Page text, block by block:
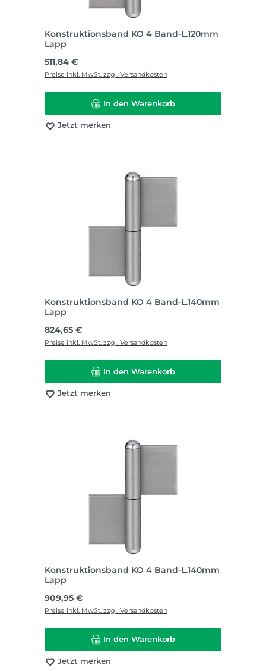
Konstruktionsband KO 4 Band-L.120mm
Lapp
Regulärer Preis:
511,84 €
Preise inkl. MwSt. zzgl. Versandkosten
In den Warenkorb
Jetzt merken
Konstruktionsband KO 4 Band-L.140mm
Lapp
Regulärer Preis:
824,65 €
Preise inkl. MwSt. zzgl. Versandkosten
In den Warenkorb
Jetzt merken
Konstruktionsband KO 4 Band-L.140mm
Lapp
Regulärer Preis:
909,95 €
Preise inkl. MwSt. zzgl. Versandkosten
In den Warenkorb
Jetzt merken